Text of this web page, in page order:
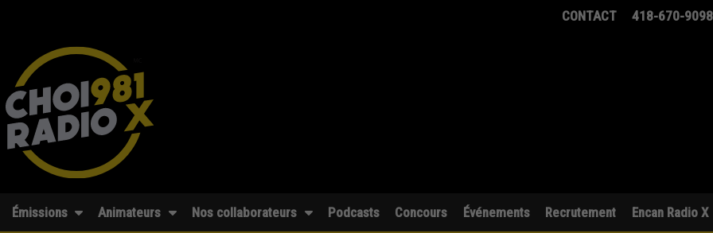
CONTACT 418-670-9098
Émissions Animateurs Nos collaborateurs Podcasts Concours Événements Recrutement Encan Radio X